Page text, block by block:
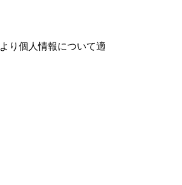
り個人情報について適